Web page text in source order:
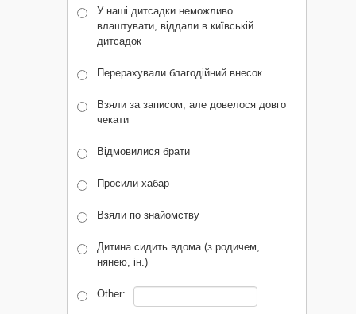
У наші дитсадки неможливо
влаштувати, віддали в київській
дитсадок
Перерахували благодійний внесок
Взяли за записом, але довелося довго
чекати
Відмовилися брати
Просили хабар
Взяли по знайомству
Дитина сидить вдома (з родичем,
нянею, ін.)
Other: